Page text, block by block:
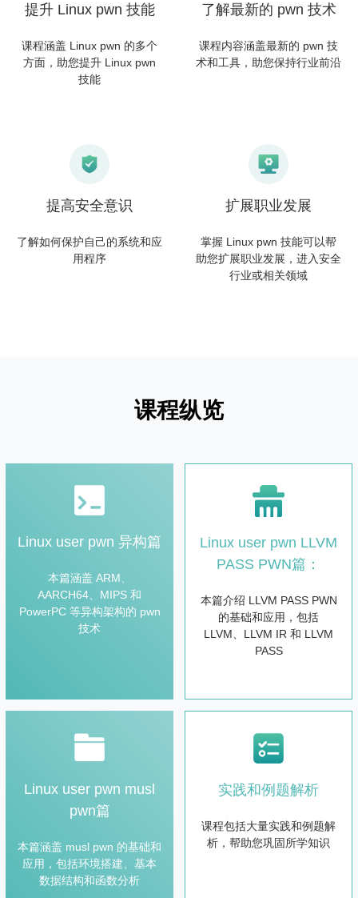
提升 Linux pwn 技能
课程涵盖 Linux pwn 的多个
方面，助您提升 Linux pwn
技能
了解最新的 pwn 技术
课程内容涵盖最新的 pwn 技
术和工具，助您保持行业前沿
提高安全意识
了解如何保护自己的系统和应
用程序
扩展职业发展
掌握 Linux pwn 技能可以帮
助您扩展职业发展，进入安全
行业或相关领域
课程纵览
Linux user pwn 异构篇
本篇涵盖 ARM、
AARCH64、MIPS 和
PowerPC 等异构架构的 pwn
技术
Linux user pwn LLVM
PASS PWN篇：
本篇介绍 LLVM PASS PWN
的基础和应用，包括
LLVM、LLVM IR 和 LLVM
PASS
Linux user pwn musl
pwn篇
本篇涵盖 musl pwn 的基础和
应用，包括环境搭建、基本
数据结构和函数分析
实践和例题解析
课程包括大量实践和例题解
析，帮助您巩固所学知识